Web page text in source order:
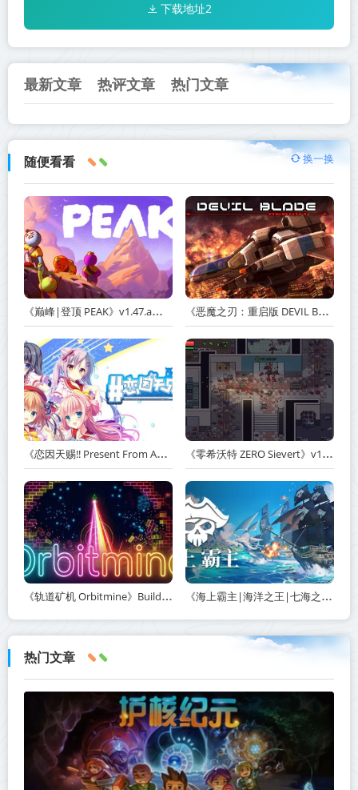
下载地址2
最新文章 热评文章 热门文章
随便看看 换一换
《巅峰|登顶 PEAK》v1.47.a【单机+联机】丨中文版网盘下载 《恶魔之刃：重启版 DEVIL BLADE REBOOT》v1.2.4-免安装中文版丨中文版网盘下载
《恋因天赐!! Present From Angel Template!! An Angel's Gift》Build.23930554-免安装中文版丨中文版网盘下载 《零希沃特 ZERO Sievert》v1.2.59-免安装中文版丨中文版网盘下载
《轨道矿机 Orbitmine》Build.24135737-免安装中文版丨中文版网盘下载 《海上霸主|海洋之王|七海之王 King of Seas》v1.20-免安装中文版丨中文版网盘下载
热门文章